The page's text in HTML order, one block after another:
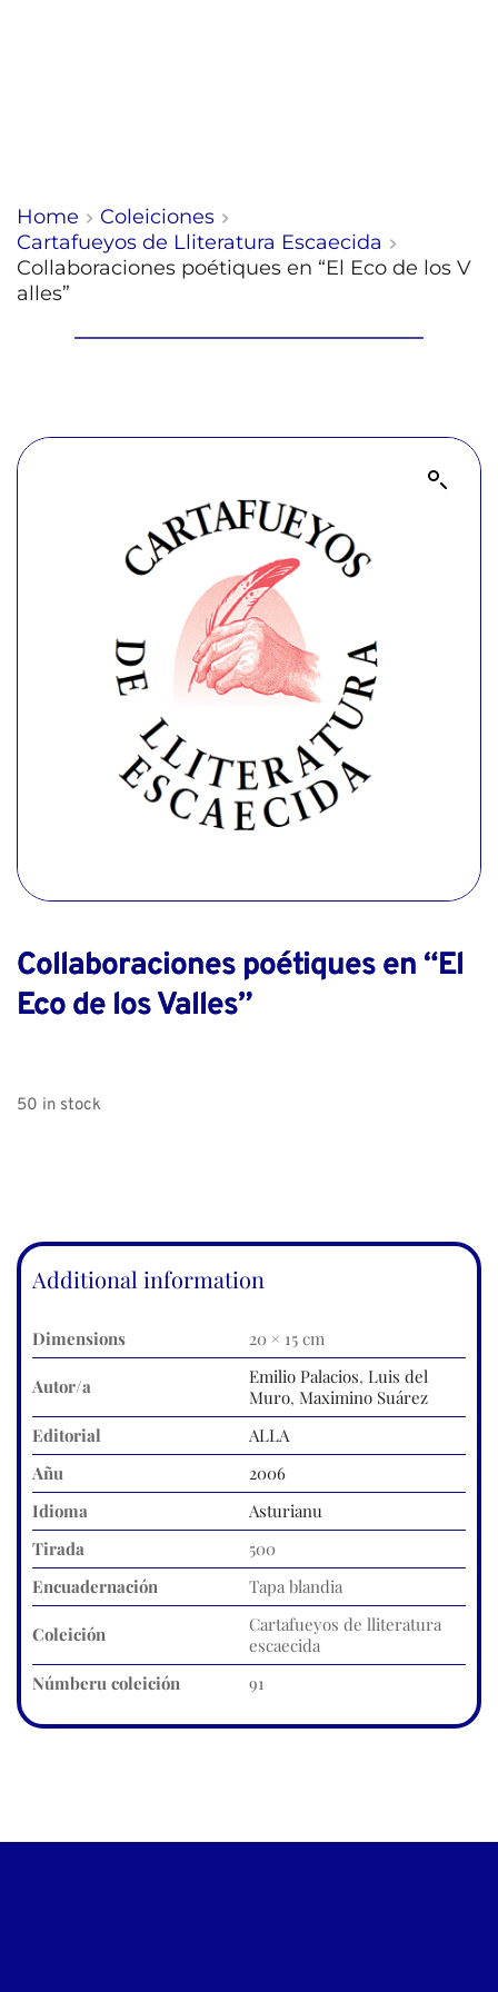
Home
Coleiciones
Cartafueyos de Lliteratura Escaecida
Collaboraciones poétiques en “El Eco de los V
alles”
Collaboraciones poétiques en “El
Eco de los Valles”
50 in stock
Additional information
Dimensions 20 × 15 cm
Autor/a Emilio Palacios, Luis del
Muro, Maximino Suárez
Editorial
ALLA
Añu
2006
Idioma
Asturianu
Tirada
500
Encuadernación
Tapa blandia
Coleición
Cartafueyos de lliteratura
escaecida
Númberu coleición
91